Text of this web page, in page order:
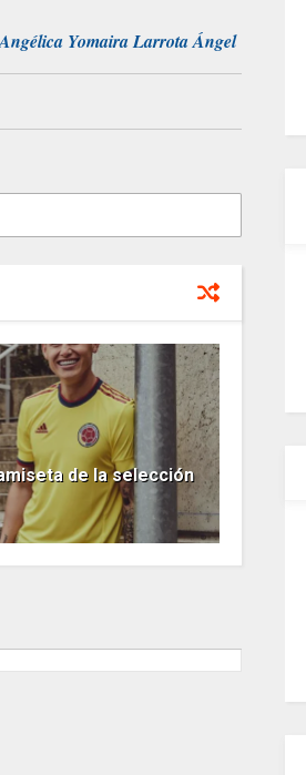
Angélica Yomaira Larrota Ángel
de la selección